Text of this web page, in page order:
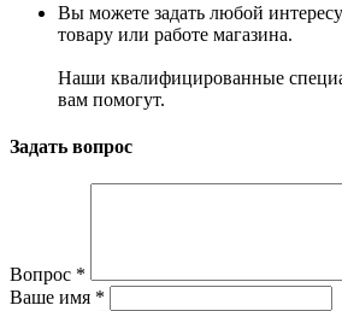
Вы можете задать любой
товару или работе магазина.
Наши квалифицированные
вам помогут.
Задать вопрос
Вопрос *
Ваше имя *